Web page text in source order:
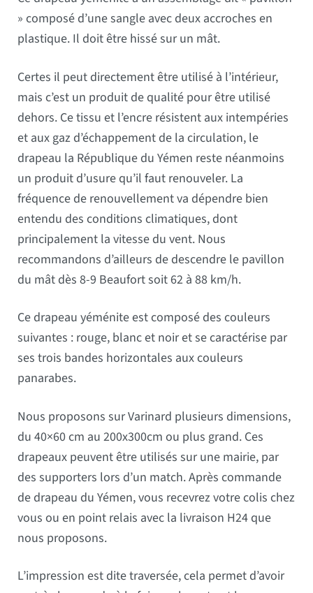
» composé d’une sangle avec deux accroches en
plastique. Il doit être hissé sur un mât.
Certes il peut directement être utilisé à l’intérieur,
mais c’est un produit de qualité pour être utilisé
dehors. Ce tissu et l’encre résistent aux intempéries
et aux gaz d’échappement de la circulation, le
drapeau la République du Yémen reste néanmoins
un produit d’usure qu’il faut renouveler. La
fréquence de renouvellement va dépendre bien
entendu des conditions climatiques, dont
principalement la vitesse du vent. Nous
recommandons d’ailleurs de descendre le pavillon
du mât dès 8-9 Beaufort soit 62 à 88 km/h.
Ce drapeau yéménite est composé des couleurs
suivantes : rouge, blanc et noir et se caractérise par
ses trois bandes horizontales aux couleurs
panarabes.
Nous proposons sur Varinard plusieurs dimensions,
du 40×60 cm au 200x300cm ou plus grand. Ces
drapeaux peuvent être utilisés sur une mairie, par
des supporters lors d’un match. Après commande
de drapeau du Yémen, vous recevrez votre colis chez
vous ou en point relais avec la livraison H24 que
nous proposons.
L’impression est dite traversée, cela permet d’avoir